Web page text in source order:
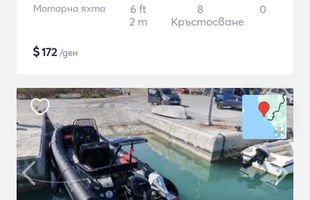
Моторна яхта
6 ft
2 m
8
Кръстосване
0
$172/ден